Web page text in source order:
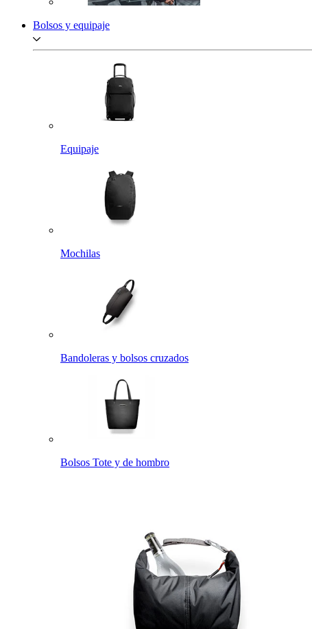
Bolsos y equipaje
Equipaje
Mochilas
Bandoleras y bolsos cruzados
Bolsos Tote y de hombro